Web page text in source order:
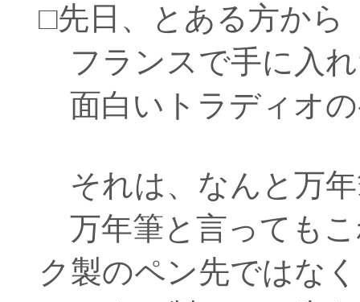
□先日、とある方から
フランスで手に入
面白いトラディオ
それは、なんと万
万年筆と言っても
ク製のペン先ではなく